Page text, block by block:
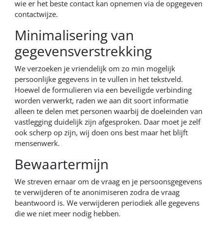
wie er het beste contact kan opnemen via de opgegeven
contactwijze.
Minimalisering van
gegevensverstrekking
We verzoeken je vriendelijk om zo min mogelijk
persoonlijke gegevens in te vullen in het tekstveld.
Hoewel de formulieren via een beveiligde verbinding
worden verwerkt, raden we aan dit soort informatie
alleen te delen met personen waarbij de doeleinden van
vastlegging duidelijk zijn afgesproken. Daar moet je zelf
ook scherp op zijn, wij doen ons best maar het blijft
mensenwerk.
Bewaartermijn
We streven ernaar om de vraag en je persoonsgegevens
te verwijderen of te anonimiseren zodra de vraag
beantwoord is. We verwijderen periodiek alle gegevens
die we niet meer nodig hebben.